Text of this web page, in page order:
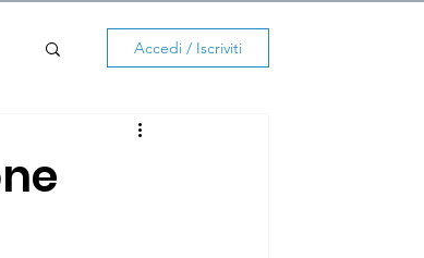
Accedi / Iscriviti